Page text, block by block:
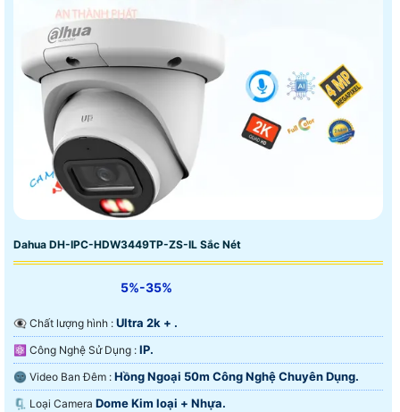
Dahua DH-IPC-HDW3449TP-ZS-IL Sắc Nét
5%-35%
👁️‍🗨 Chất lượng hình : Ultra 2k + .
⚛️ Công Nghệ Sử Dụng : IP.
🌚 Video Ban Đêm : Hồng Ngoại 50m Công Nghệ Chuyên Dụng.
🗜️ Loại Camera Dome Kim loại + Nhựa.